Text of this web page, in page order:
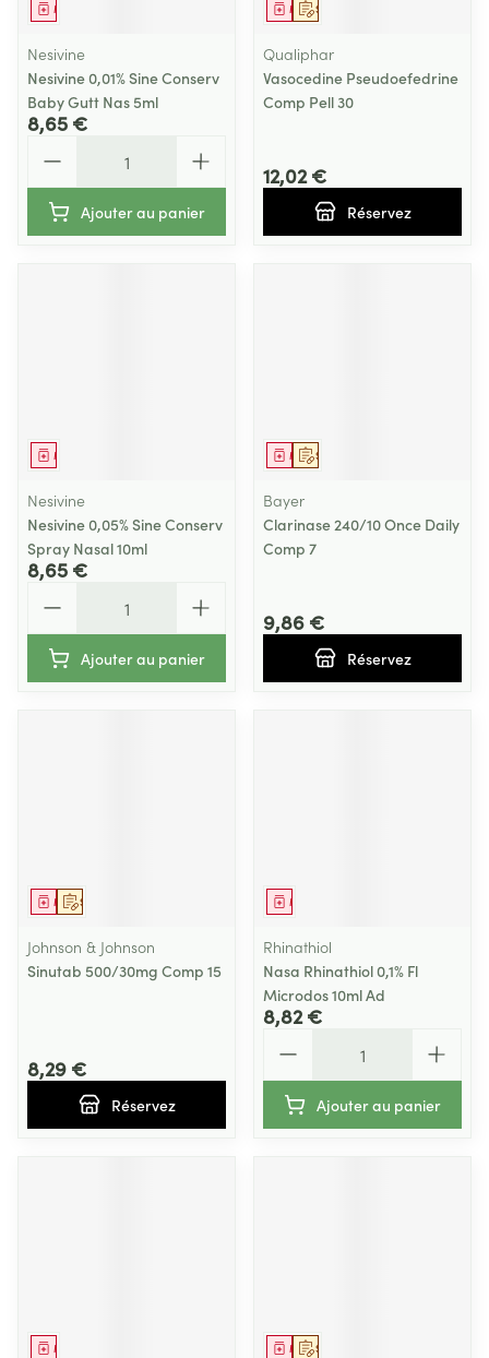
Médicament
Nesivine
Nesivine 0,01% Sine Conserv
Baby Gutt Nas 5ml
8,65 €
Ajouter au panier
Sur prescription
Médicament
Qualiphar
Vasocedine Pseudoefedrine
Comp Pell 30
12,02 €
Réservez
Médicament
Nesivine
Nesivine 0,05% Sine Conserv
Spray Nasal 10ml
8,65 €
Ajouter au panier
Sur prescription
Médicament
Bayer
Clarinase 240/10 Once Daily
Comp 7
9,86 €
Réservez
Sur prescription
Médicament
Johnson & Johnson
Sinutab 500/30mg Comp 15
8,29 €
Réservez
Médicament
Rhinathiol
Nasa Rhinathiol 0,1% Fl
Microdos 10ml Ad
8,82 €
Ajouter au panier
Médicament Sur prescription
Médicament